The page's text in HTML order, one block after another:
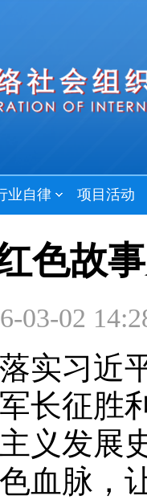
业自律 项目活动
色故
03-02
习近平
长征胜
义发展
血脉，